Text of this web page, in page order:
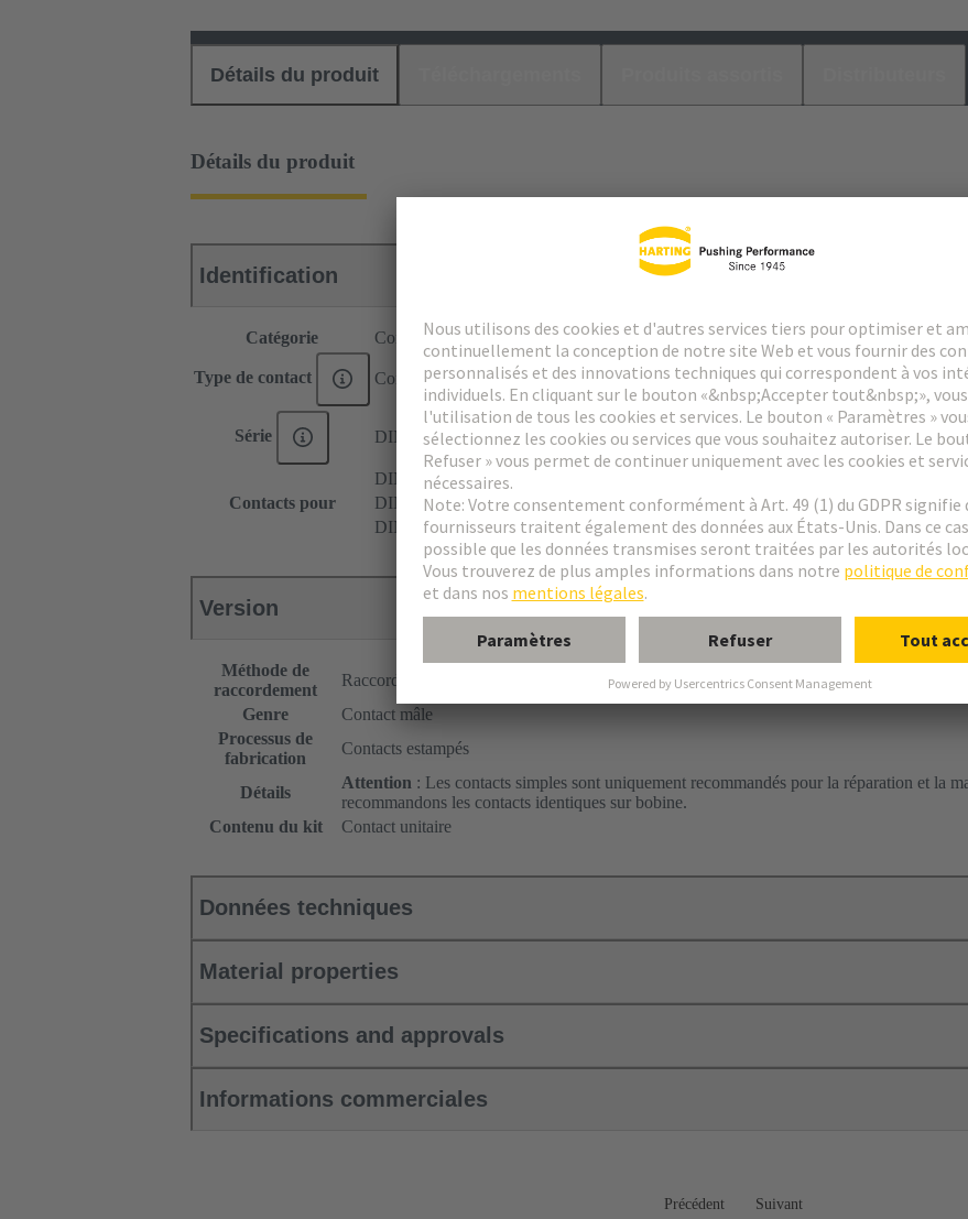
Détails du produit
Détails du produit
Identification
Catégorie Contacts
Type de contact Contact à sertir
Série DIN 41612
Contacts pour
DIN 41612 Type FM
DIN 41612 Type 2F
DIN 41612 Type F9
Version
Méthode de
raccordement
Raccordement à Sertir
Genre
Contact mâle
Processus de
fabrication
Contacts estampés
Détails
Attention : Les contacts simples sont uniquement recommandés pour la réparation et la
recommandons les contacts identiques sur bobine.
Contenu du kit
Contact unitaire
Données techniques
Material properties
Specifications and approvals
Informations commerciales
Précédent Suivant